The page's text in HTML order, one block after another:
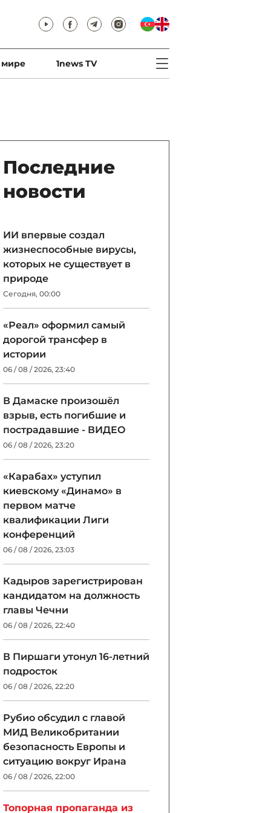
мире 1news TV
Последние
новости
ИИ впервые создал
жизнеспособные вирусы,
которых не существует в
природе
Сегодня, 00:00
«Реал» оформил самый
дорогой трансфер в
истории
06 / 08 / 2026, 23:40
В Дамаске произошёл
взрыв, есть погибшие и
пострадавшие - ВИДЕО
06 / 08 / 2026, 23:20
«Карабах» уступил
киевскому «Динамо» в
первом матче
квалификации Лиги
конференций
06 / 08 / 2026, 23:03
Кадыров зарегистрирован
кандидатом на должность
главы Чечни
06 / 08 / 2026, 22:40
В Пиршаги утонул 16-летний
подросток
06 / 08 / 2026, 22:20
Рубио обсудил с главой
МИД Великобритании
безопасность Европы и
ситуацию вокруг Ирана
06 / 08 / 2026, 22:00
Топорная пропаганда из